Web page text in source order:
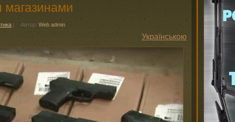
| Автор: Web admin
Українською